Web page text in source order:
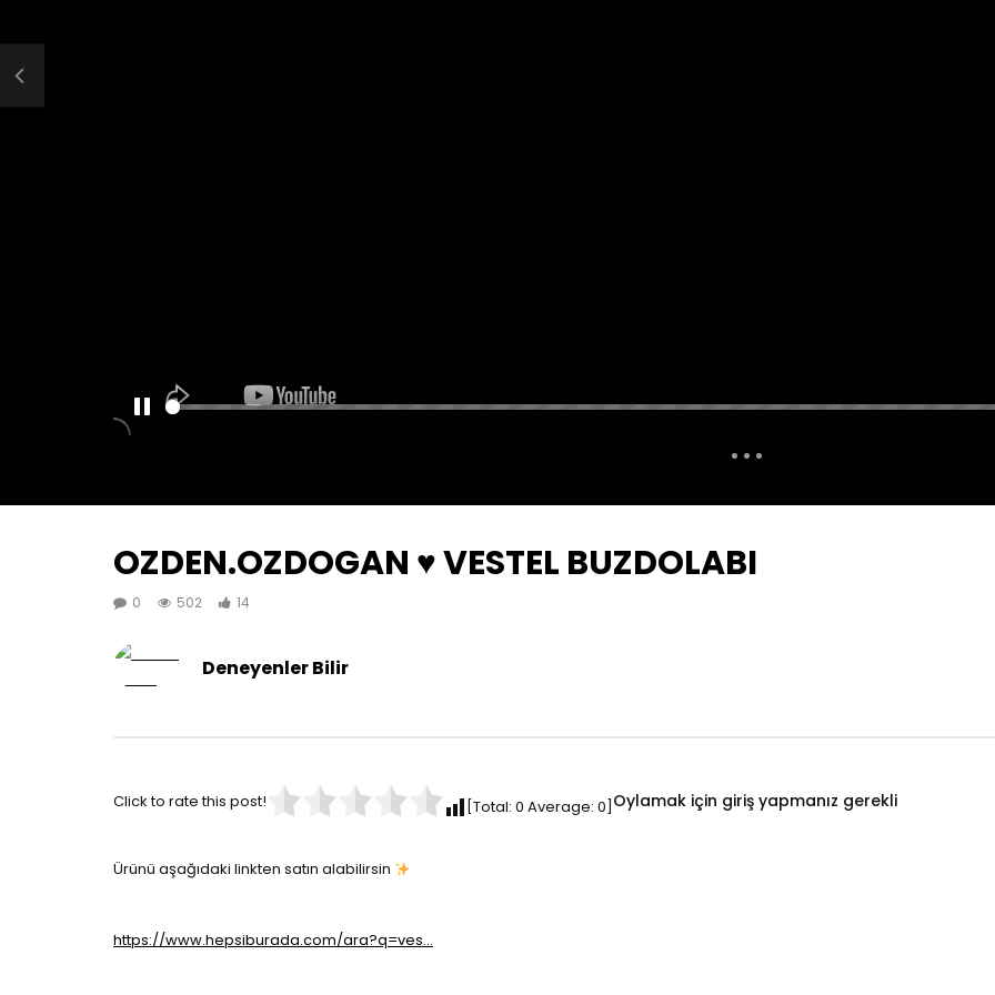
OZDEN.OZDOGAN ♥️ VESTEL BUZDOLABI
0 502 14
Deneyenler Bilir
Click to rate this post! [Total: 0 Average: 0 Oylamak için giriş yapmanız gerekli
Ürünü aşağıdaki linkten satın alabilirsin
https://www.hepsiburada.com/ara?q=ves…